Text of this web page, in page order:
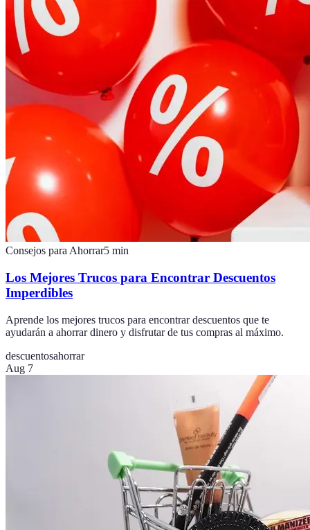
Consejos para Ahorrar5 min
Los Mejores Trucos para Encontrar Descuentos
Imperdibles
Aprende los mejores trucos para encontrar descuentos que te
ayudarán a ahorrar dinero y disfrutar de tus compras al máximo.
descuentosahorrar
Aug 7